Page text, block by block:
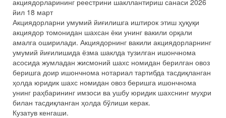
акциядорларининг реестрини шакллантириш санаси 2026
йил 18 март
Акциядорларни умумий йиғилишга иштирок этиш ҳуқуқи
акциядор томонидан шахсан ёки унинг вакили орқали
амалга оширилади. Акциядорнинг вакили акциядорларнинг
умумий йиғилишида ёзма шаклда тузилган ишончнома
асосида жумладан жисмоний шахс номидан берилган овоз
беришга доир ишончнома нотариал тартибда тасдиқланган
ҳолда юридик шахс номидан овоз беришга ишончнома
унинг раҳбарининг имзоси ва ушбу юридик шахснинг муҳри
билан тасдиқланган ҳолда бўлиши керак.
Кузатув кенгаши.